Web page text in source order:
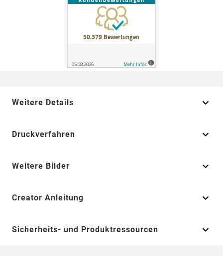
Weitere Details
Druckverfahren
Weitere Bilder
Creator Anleitung
Sicherheits- und Produktressourcen